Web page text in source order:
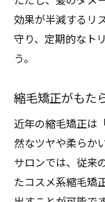
効果が半減するリ
守り、定期的なト
う。
縮毛矯正がもた
近年の縮毛矯正は
然なツヤや柔らか
サロンでは、従来
たコスメ系縮毛矯